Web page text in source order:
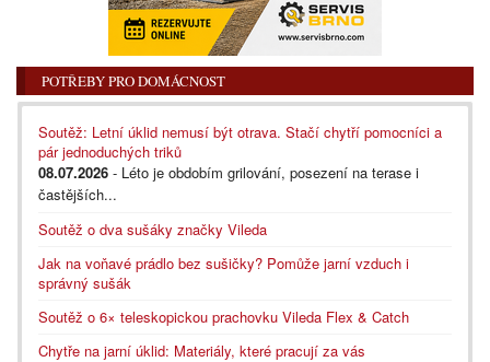
POTŘEBY PRO DOMÁCNOST
Soutěž: Letní úklid nemusí být otrava. Stačí chytří pomocníci a
pár jednoduchých triků
08.07.2026 - Léto je obdobím grilování, posezení na terase i
častějších...
Soutěž o dva sušáky značky Vileda
Jak na voňavé prádlo bez sušičky? Pomůže jarní vzduch i
správný sušák
Soutěž o 6× teleskopickou prachovku Vileda Flex & Catch
Chytře na jarní úklid: Materiály, které pracují za vás